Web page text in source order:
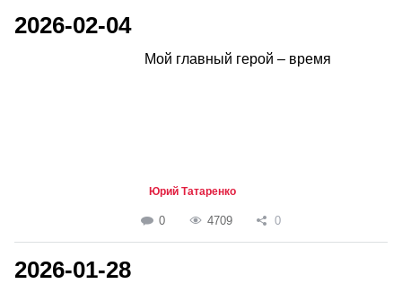
2026-02-04
Мой главный герой – время
Юрий Татаренко
0 4709 0
2026-01-28